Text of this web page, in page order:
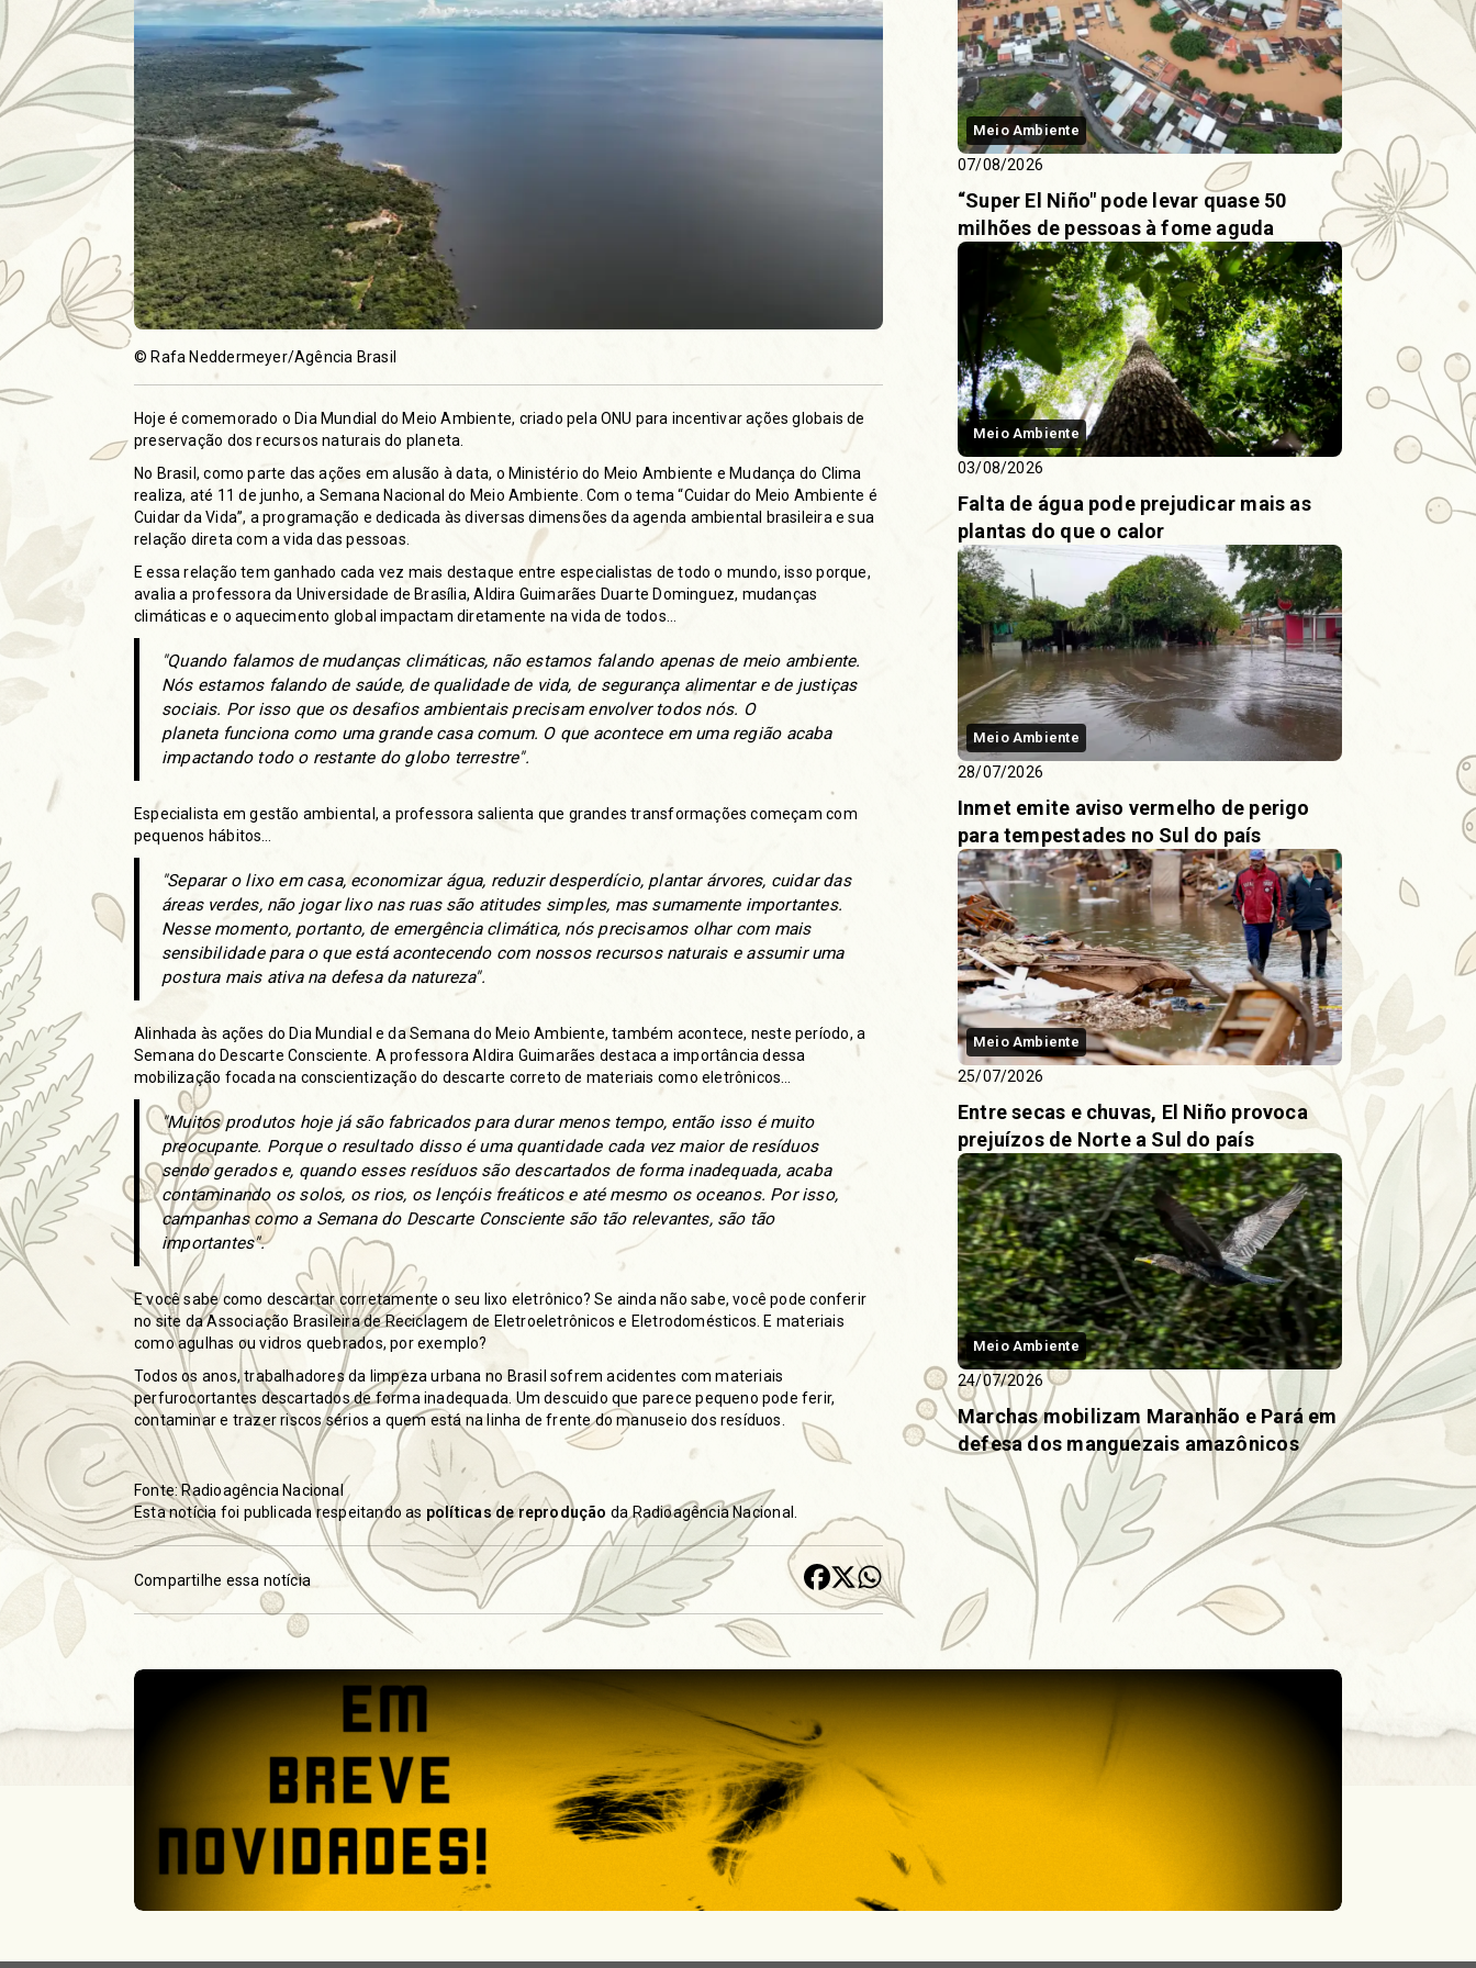
© Rafa Neddermeyer/Agência Brasil
Hoje é comemorado o Dia Mundial do Meio Ambiente, criado pela ONU para incentivar ações globais de
preservação dos recursos naturais do planeta.
No Brasil, como parte das ações em alusão à data, o Ministério do Meio Ambiente e Mudança do Clima
realiza, até 11 de junho, a Semana Nacional do Meio Ambiente. Com o tema “Cuidar do Meio Ambiente é
Cuidar da Vida”, a programação e dedicada às diversas dimensões da agenda ambiental brasileira e sua
relação direta com a vida das pessoas.
E essa relação tem ganhado cada vez mais destaque entre especialistas de todo o mundo, isso porque,
avalia a professora da Universidade de Brasília, Aldira Guimarães Duarte Dominguez, mudanças
climáticas e o aquecimento global impactam diretamente na vida de todos…
"Quando falamos de mudanças climáticas, não estamos falando apenas de meio ambiente.
Nós estamos falando de saúde, de qualidade de vida, de segurança alimentar e de justiças
sociais. Por isso que os desafios ambientais precisam envolver todos nós. O
planeta funciona como uma grande casa comum. O que acontece em uma região acaba
impactando todo o restante do globo terrestre".
Especialista em gestão ambiental, a professora salienta que grandes transformações começam com
pequenos hábitos…
"Separar o lixo em casa, economizar água, reduzir desperdício, plantar árvores, cuidar das
áreas verdes, não jogar lixo nas ruas são atitudes simples, mas sumamente importantes.
Nesse momento, portanto, de emergência climática, nós precisamos olhar com mais
sensibilidade para o que está acontecendo com nossos recursos naturais e assumir uma
postura mais ativa na defesa da natureza".
Alinhada às ações do Dia Mundial e da Semana do Meio Ambiente, também acontece, neste período, a
Semana do Descarte Consciente. A professora Aldira Guimarães destaca a importância dessa
mobilização focada na conscientização do descarte correto de materiais como eletrônicos…
"Muitos produtos hoje já são fabricados para durar menos tempo, então isso é muito
preocupante. Porque o resultado disso é uma quantidade cada vez maior de resíduos
sendo gerados e, quando esses resíduos são descartados de forma inadequada, acaba
contaminando os solos, os rios, os lençóis freáticos e até mesmo os oceanos. Por isso,
campanhas como a Semana do Descarte Consciente são tão relevantes, são tão
importantes".
E você sabe como descartar corretamente o seu lixo eletrônico? Se ainda não sabe, você pode conferir
no site da Associação Brasileira de Reciclagem de Eletroeletrônicos e Eletrodomésticos. E materiais
como agulhas ou vidros quebrados, por exemplo?
Todos os anos, trabalhadores da limpeza urbana no Brasil sofrem acidentes com materiais
perfurocortantes descartados de forma inadequada. Um descuido que parece pequeno pode ferir,
contaminar e trazer riscos sérios a quem está na linha de frente do manuseio dos resíduos.
Fonte: Radioagência Nacional
Esta notícia foi publicada respeitando as políticas de reprodução da Radioagência Nacional.
Compartilhe essa notícia
Meio Ambiente
07/08/2026
“Super El Niño" pode levar quase 50
milhões de pessoas à fome aguda
Meio Ambiente
03/08/2026
Falta de água pode prejudicar mais as
plantas do que o calor
Meio Ambiente
28/07/2026
Inmet emite aviso vermelho de perigo
para tempestades no Sul do país
Meio Ambiente
25/07/2026
Entre secas e chuvas, El Niño provoca
prejuízos de Norte a Sul do país
Meio Ambiente
24/07/2026
Marchas mobilizam Maranhão e Pará em
defesa dos manguezais amazônicos